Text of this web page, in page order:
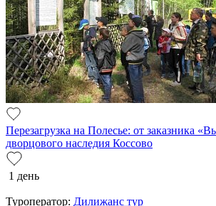
Перезагрузка на Полесье: от заказника
дворцового наследия Коссово
1 день
Туроператор: Дилижанс тур